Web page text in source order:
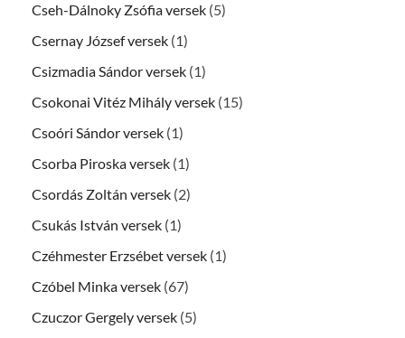
Cseh-Dálnoky Zsófia versek (5)
Csernay József versek (1)
Csizmadia Sándor versek (1)
Csokonai Vitéz Mihály versek (15)
Csoóri Sándor versek (1)
Csorba Piroska versek (1)
Csordás Zoltán versek (2)
Csukás István versek (1)
Czéhmester Erzsébet versek (1)
Czóbel Minka versek (67)
Czuczor Gergely versek (5)